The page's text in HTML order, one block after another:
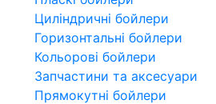
Циліндричні бойлери
Горизонтальні бойлери
Кольорові бойлери
Запчастини та аксесуари
Прямокутні бойлери